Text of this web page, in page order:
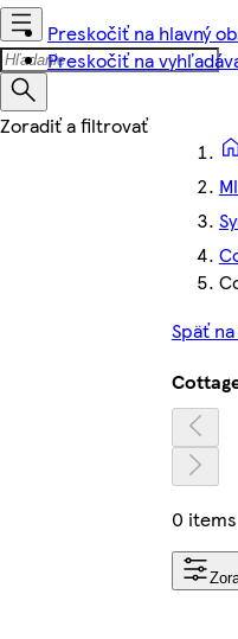
Preskočiť na hlavný
Preskočiť na
Späť
0 items